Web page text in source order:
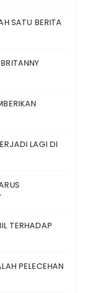
SATU BERITA
LAGI DI
TERHADAP
PELECEHAN